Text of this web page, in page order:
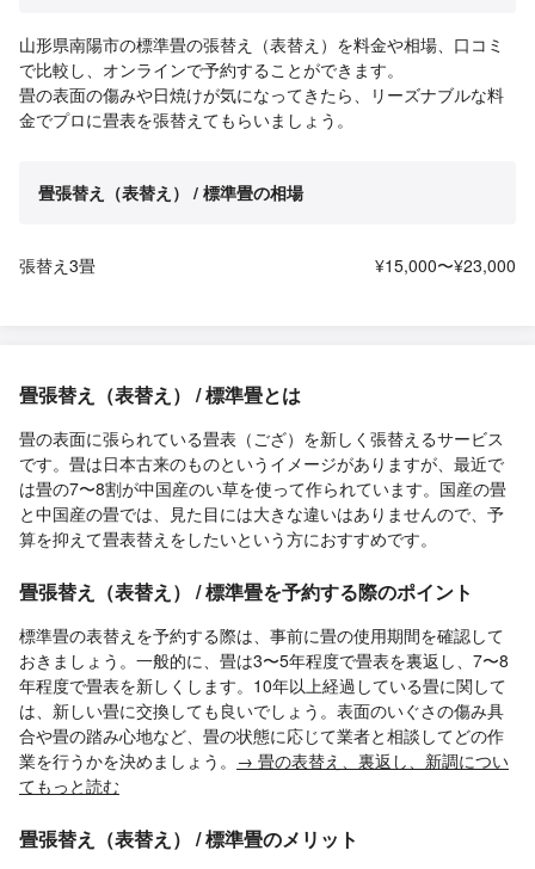
山形県南陽市の標準畳の張替え（表替え）を料金や相場、口コミ
で比較し、オンラインで予約することができます。
畳の表面の傷みや日焼けが気になってきたら、リーズナブルな料
金でプロに畳表を張替えてもらいましょう。
畳張替え（表替え） / 標準畳の相場
張替え3畳 ¥15,000〜¥23,000
畳張替え（表替え） / 標準畳とは
畳の表面に張られている畳表（ござ）を新しく張替えるサービス
です。畳は日本古来のものというイメージがありますが、最近で
は畳の7〜8割が中国産のい草を使って作られています。国産の畳
と中国産の畳では、見た目には大きな違いはありませんので、予
算を抑えて畳表替えをしたいという方におすすめです。
畳張替え（表替え） / 標準畳を予約する際のポイント
標準畳の表替えを予約する際は、事前に畳の使用期間を確認して
おきましょう。一般的に、畳は3〜5年程度で畳表を裏返し、7〜8
年程度で畳表を新しくします。10年以上経過している畳に関して
は、新しい畳に交換しても良いでしょう。表面のいぐさの傷み具
合や畳の踏み心地など、畳の状態に応じて業者と相談してどの作
業を行うかを決めましょう。 → 畳の表替え、裏返し、新調につい
てもっと読む
畳張替え（表替え） / 標準畳のメリット